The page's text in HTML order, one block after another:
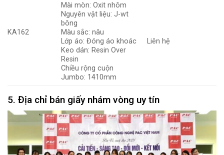
KA162
Mài mòn: Oxit nhôm
Nguyên vật liệu: J-wt
bông
Màu sắc: nâu
Lớp áo: Đóng áo khoác
Keo dán: Resin Over
Resin
Chiều rộng cuộn
Jumbo: 1410mm
Liên hệ
5. Địa chỉ bán giấy nhám vòng uy tín